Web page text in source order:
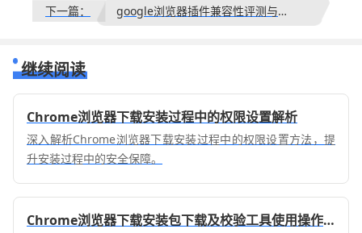
下一篇： google浏览器插件兼容性评测与修复建议
继续阅读
Chrome浏览器下载安装过程中的权限设置解析
深入解析Chrome浏览器下载安装过程中的权限设置方法，提
升安装过程中的安全保障。
Chrome浏览器下载安装包下载及校验工具使用操作方法